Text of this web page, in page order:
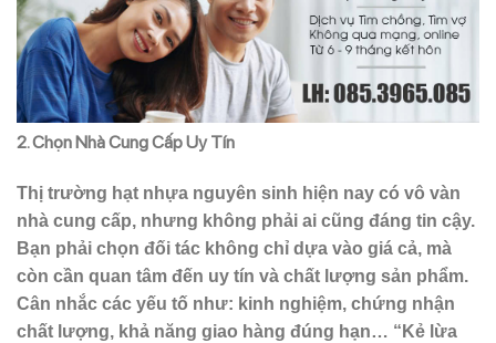
2. Chọn Nhà Cung Cấp Uy Tín
Thị trường hạt nhựa nguyên sinh hiện nay có vô vàn
nhà cung cấp, nhưng không phải ai cũng đáng tin cậy.
Bạn phải chọn đối tác không chỉ dựa vào giá cả, mà
còn cần quan tâm đến uy tín và chất lượng sản phẩm.
Cân nhắc các yếu tố như: kinh nghiệm, chứng nhận
chất lượng, khả năng giao hàng đúng hạn… “Kẻ lừa